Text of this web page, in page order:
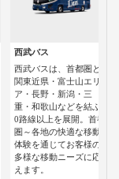
西武バス
西武バスは、首都圏と
関東近県・富士山エリ
ア・長野・新潟・三
重・和歌山などを結ぶ1
0路線以上を展開。首都
圏～各地の快適な移動
体験を通じてお客様の
多様な移動ニーズに応
えます。